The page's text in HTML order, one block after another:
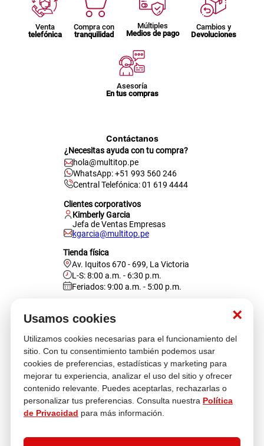
×
Usamos cookies
Utilizamos cookies necesarias para el funcionamiento del
sitio. Con tu consentimiento también podemos usar
cookies de preferencias, estadísticas y marketing para
mejorar tu experiencia, analizar el uso del sitio y ofrecer
contenido relevante. Puedes aceptarlas, rechazarlas o
personalizar tus preferencias. Consulta nuestra Política
de Privacidad para más información.
Venta
telefónica
Compra con
tranquilidad
Múltiples
Medios de pago
Cambios y
Devoluciones
Asesoría
En tus compras
Contáctanos
¿Necesitas ayuda con tu compra?
hola@multitop.pe
WhatsApp: +51 993 560 246
Central Telefónica: 01 619 4444
Clientes corporativos
Kimberly Garcia
Jefa de Ventas Empresas
kgarcia@multitop.pe
Tienda física
Av. Iquitos 670 - 699, La Victoria
L-S: 8:00 a.m. - 6:30 p.m.
Feriados: 9:00 a.m. - 5:00 p.m.
Atención al cliente
Descubre más